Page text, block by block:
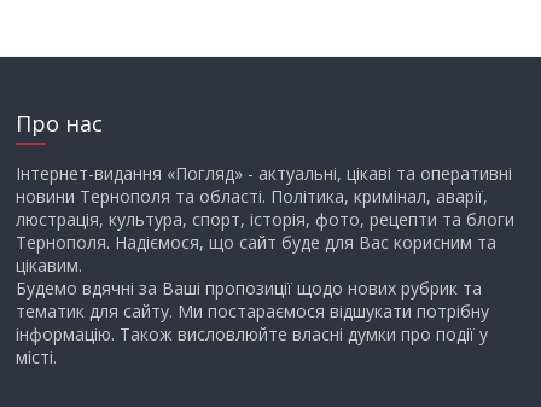
Про нас
Інтернет-видання «Погляд» - актуальні, цікаві та оперативні
новини Тернополя та області. Політика, кримінал, аварії,
люстрація, культура, спорт, історія, фото, рецепти та блоги
Тернополя. Надіємося, що сайт буде для Вас корисним та
цікавим.
Будемо вдячні за Ваші пропозиції щодо нових рубрик та
тематик для сайту. Ми постараємося відшукати потрібну
інформацію. Також висловлюйте власні думки про події у
місті.